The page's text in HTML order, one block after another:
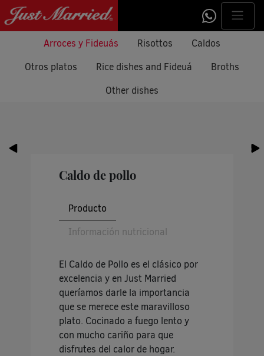
Arroces y Fideuás Risottos
Caldos
Otros platos
Rice dishes and Fideuá
Broths
Other dishes
Caldo de pollo
Producto
Información nutricional
El Caldo de Pollo es el clásico por
excelencia y en Just Married
queríamos darle la importancia
que se merece este maravilloso
plato. Cocinado a fuego lento y
con mucho cariño para que
disfrutes del calor de hogar.